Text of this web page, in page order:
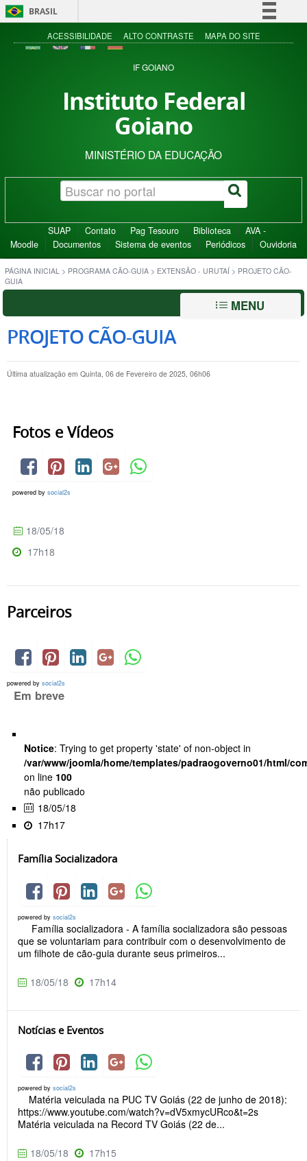
BRASIL
Simplifique!
Acesso à informação
ACESSIBILIDADE ALTO CONTRASTE MAPA DO SITE
IF GOIANO
Instituto Federal
Goiano
MINISTÉRIO DA EDUCAÇÃO
SUAP Contato Pag Tesouro Biblioteca
AVA -
Moodle
Documentos Sistema de eventos Periódicos Ouvidoria
PÁGINA INICIAL > PROGRAMA CÃO-GUIA > EXTENSÃO - URUTAÍ > PROJETO CÃO-
GUIA
MENU
PROJETO CÃO-GUIA
Última atualização em Quinta, 06 de Fevereiro de 2025, 06h06
Fotos e Vídeos
powered by social2s
18/05/18
17h18
Parceiros
powered by social2s
Em breve
Notice: Trying to get property 'state' of non-object in
/var/www/joomla/home/templates/padraogoverno01/html/
on line 100
não publicado
18/05/18
17h17
Família Socializadora
powered by social2s
Família socializadora - A família socializadora são pessoas
que se voluntariam para contribuir com o desenvolvimento de
um filhote de cão-guia durante seus primeiros...
18/05/18 17h14
Notícias e Eventos
powered by social2s
Matéria veiculada na PUC TV Goiás (22 de junho de 2018):
https://www.youtube.com/watch?v=dV5xmycURco&t=2s
Matéria veiculada na Record TV Goiás (22 de...
18/05/18 17h15